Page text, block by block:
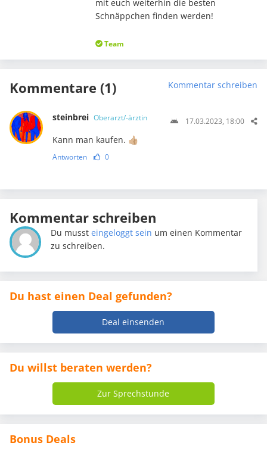
mit euch weiterhin die besten
Schnäppchen finden werden!
Team
Kommentare (1) Kommentar schreiben
steinbrei Oberarzt/-ärztin 17.03.2023, 18:00
Kann man kaufen. 👍🏼
Antworten 0
Kommentar schreiben
Du mussteingeloggt sein um einen Kommentar
zu schreiben.
Du hast einen Deal gefunden?
Deal einsenden
Du willst beraten werden?
Zur Sprechstunde
Bonus Deals